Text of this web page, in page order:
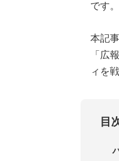
です。
本記
「広
ィを
目